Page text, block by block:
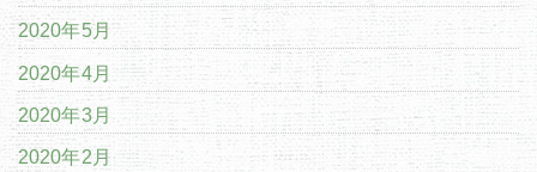
2020年5月
2020年4月
2020年3月
2020年2月